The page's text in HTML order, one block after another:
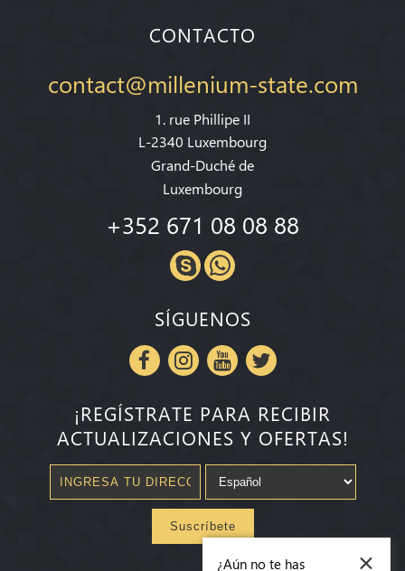
CONTACTO
contact@millenium-state.com
1. rue Phillipe II
L-2340 Luxembourg
Grand-Duché de
Luxembourg
+352 671 08 08 88
SÍGUENOS
¡REGÍSTRATE PARA RECIBIR
ACTUALIZACIONES Y OFERTAS!
Suscríbete
×
¿Aún no te has